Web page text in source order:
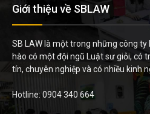
Giới thiệu về SBLAW
SB LAW là một trong những công
hào có một đội ngũ Luật sư giỏi, có
tín, chuyên nghiệp và có nhiều kinh
Hotline: 0904 340 664